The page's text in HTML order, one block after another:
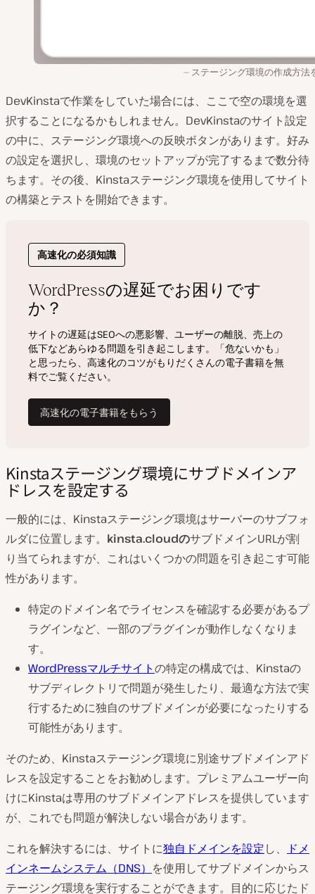
ステージング環境の作成方法
DevKinstaで作業をしていた場合には、ここで空の環境を選
択することになるかもしれません。DevKinstaのサイト設定
の中に、ステージング環境への反映ボタンがあります。好み
の設定を選択し、環境のセットアップが完了するまで数分待
ちます。その後、Kinstaステージング環境を使用してサイト
の構築とテストを開始できます。
Kinstaステージング環境にサブドメインア
ドレスを設定する
一般的には、Kinstaステージング環境はサーバーのサブフォ
ルダに位置します。 kinsta.cloudのサブドメインURLが割
り当てられますが、これはいくつかの問題を引き起こす可能
性があります。
特定のドメイン名でライセンスを確認する必要があるプ
ラグインなど、一部のプラグインが動作しなくなりま
す。
WordPressマルチサイトの特定の構成では、Kinstaの
サブディレクトリで問題が発生したり、最適な方法で実
行するために独自のサブドメインが必要になったりする
可能性があります。
そのため、Kinstaステージング環境に別途サブドメインアド
レスを設定することをお勧めします。プレミアムユーザー向
けにKinstaは専用のサブドメインアドレスを提供しています
が、これでも問題が解決しない場合があります。
これを解決するには、サイトに独自ドメインを設定し、
ドメ
インネームシステム（DNS） を使用してサブドメインからス
テージング環境を実行することができます。目的に応じたド